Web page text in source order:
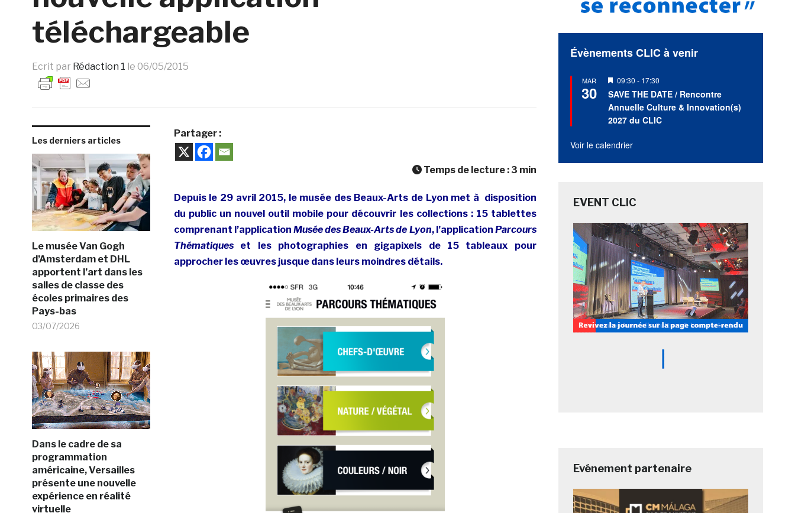
téléchargeable
Ecrit par Rédaction 1 le 06/05/2015
Les derniers articles
Le musée Van Gogh
d’Amsterdam et DHL
apportent l’art dans les
salles de classe des
écoles primaires des
Pays-bas
03/07/2026
Dans le cadre de sa
programmation
américaine, Versailles
présente une nouvelle
expérience en réalité
virtuelle
Partager :
Temps de lecture : 3 min
Depuis le 29 avril 2015, le musée des Beaux-Arts de Lyon met à disposition
du public un nouvel outil mobile pour découvrir les collections : 15 tablettes
comprenant l’applicationMusée des Beaux-Arts de Lyon, l’application Parcours
Thématiqueset les photographies en gigapixels de 15 tableaux pour
approcher les œuvres jusque dans leurs moindres détails.
Évènements CLIC à venir
MAR
30
Mis
en
avant
09:30 - 17:30
SAVE THE DATE / Rencontre
Annuelle Culture & Innovation(s)
2027 du CLIC
Voir le calendrier
EVENT CLIC
Evénement partenaire